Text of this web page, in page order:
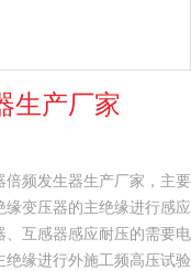
生产厂家
频发生器生产厂家，主要
变压器的主绝缘进行感应
互感器感应耐压的需要电
缘进行外施工频高压试验